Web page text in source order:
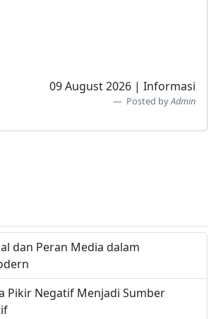
09 August 2026 | Informasi
Posted byAdmin
dan Peran Media dalam
Pikir Negatif Menjadi Sumber